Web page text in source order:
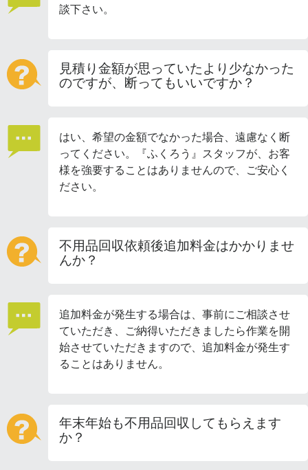
談下さい。
見積り金額が思っていたより少なかった
のですが、断ってもいいですか？
はい、希望の金額でなかった場合、遠慮なく断
ってください。『ふくろう』スタッフが、お客
様を強要することはありませんので、ご安心く
ださい。
不用品回収依頼後追加料金はかかりませ
んか？
追加料金が発生する場合は、事前にご相談させ
ていただき、ご納得いただきましたら作業を開
始させていただきますので、追加料金が発生す
ることはありません。
年末年始も不用品回収してもらえます
か？